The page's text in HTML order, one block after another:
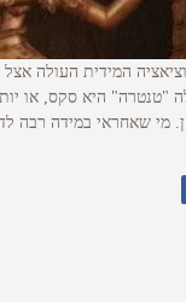
המידית העולה
"טנטרה" היא סקס, או
מי שאחראי במידה רבה